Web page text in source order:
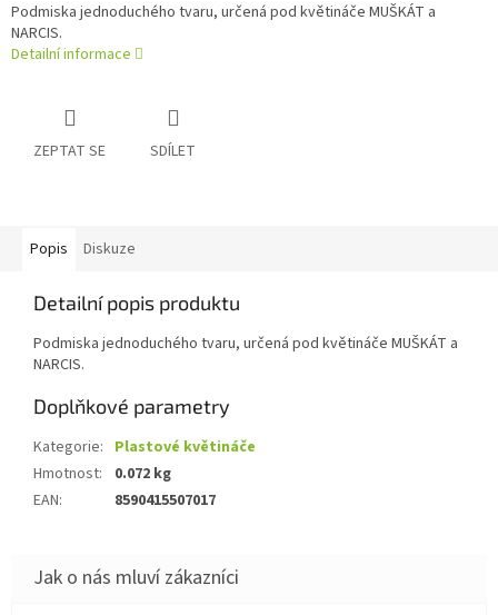
Podmiska jednoduchého tvaru, určená pod květináče MUŠKÁT a
NARCIS.
Detailní informace
ZEPTAT SE SDÍLET
Popis Diskuze
Detailní popis produktu
Podmiska jednoduchého tvaru, určená pod květináče MUŠKÁT a
NARCIS.
Doplňkové parametry
Kategorie: Plastové květináče
Hmotnost:
0.072 kg
EAN: 8590415507017